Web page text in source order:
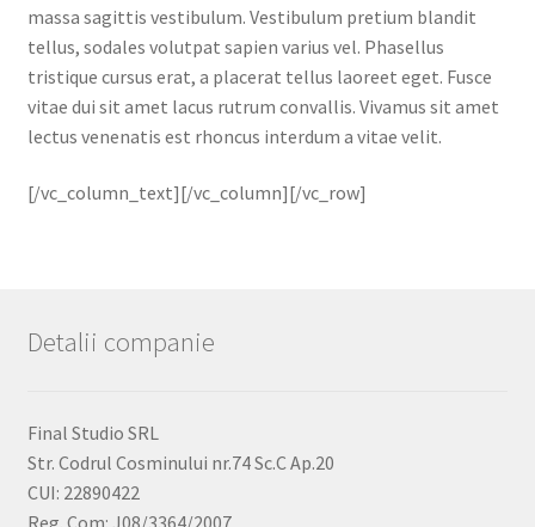
massa sagittis vestibulum. Vestibulum pretium blandit
tellus, sodales volutpat sapien varius vel. Phasellus
tristique cursus erat, a placerat tellus laoreet eget. Fusce
vitae dui sit amet lacus rutrum convallis. Vivamus sit amet
lectus venenatis est rhoncus interdum a vitae velit.
[/vc_column_text][/vc_column][/vc_row]
Detalii companie
Final Studio SRL
Str. Codrul Cosminului nr.74 Sc.C Ap.20
CUI: 22890422